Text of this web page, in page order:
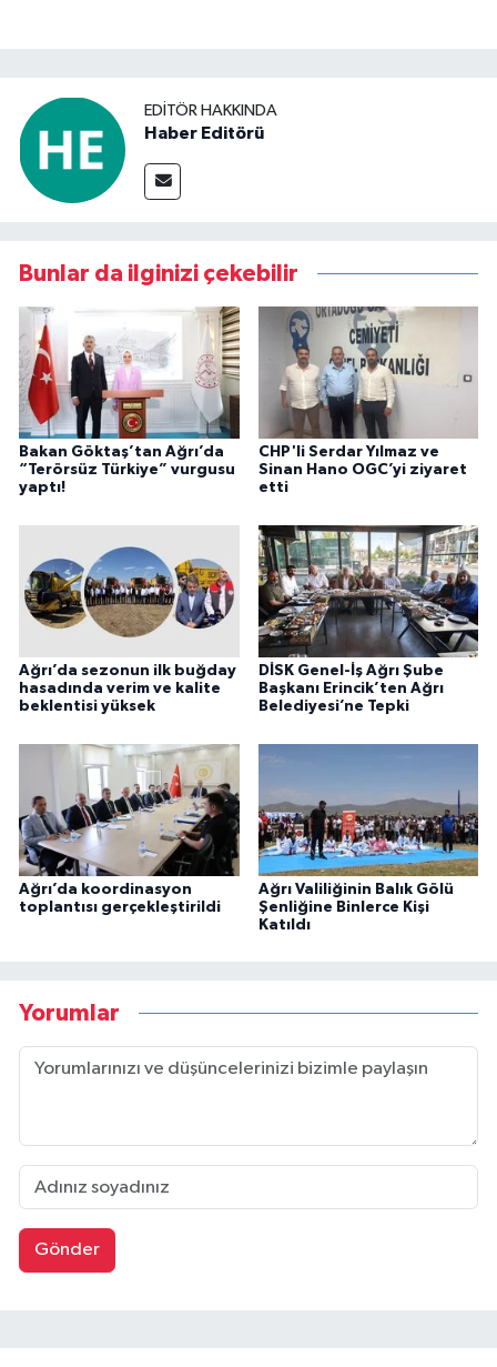
EDITÖR HAKKINDA
Haber Editörü
Bunlar da ilginizi çekebilir
Bakan Göktaş’tan Ağrı’da
“Terörsüz Türkiye” vurgusu
yaptı!
CHP'li Serdar Yılmaz ve
Sinan Hano OGC’yi ziyaret
etti
Ağrı’da sezonun ilk buğday
hasadında verim ve kalite
beklentisi yüksek
DİSK Genel-İş Ağrı Şube
Başkanı Erincik’ten Ağrı
Belediyesi’ne Tepki
Ağrı’da koordinasyon
toplantısı gerçekleştirildi
Ağrı Valiliğinin Balık Gölü
Şenliğine Binlerce Kişi
Katıldı
Yorumlar
Gönder